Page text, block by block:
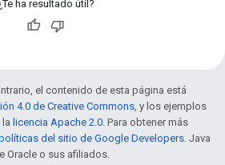
ha resultado útil?
el contenido de esta página está
4.0 de Creative Commons, y los ejemplos
licencia Apache 2.0. Para obtener más
del sitio de Google Developers. Java
Oracle o sus afiliados.